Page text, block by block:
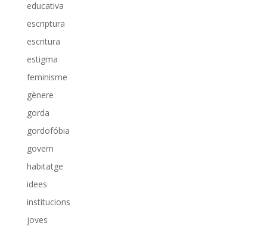
educativa
escriptura
escritura
estigma
feminisme
gènere
gorda
gordofóbia
govern
habitatge
idees
institucions
joves